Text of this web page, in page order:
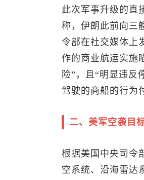
此次军事升级的直
称，伊朗此前向三
令部在社交媒体上
作的商业航运实施
险”，且“明显违反
驾驶的商船的行为
二、美军空袭目
根据美国中央司令
空系统、沿海雷达